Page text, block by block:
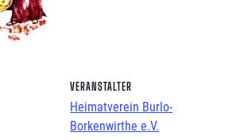
VERANSTALTER
Heimatverein Burlo-
Borkenwirthe e.V.